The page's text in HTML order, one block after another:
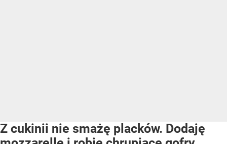
Z cukinii nie smażę placków. Dodaję